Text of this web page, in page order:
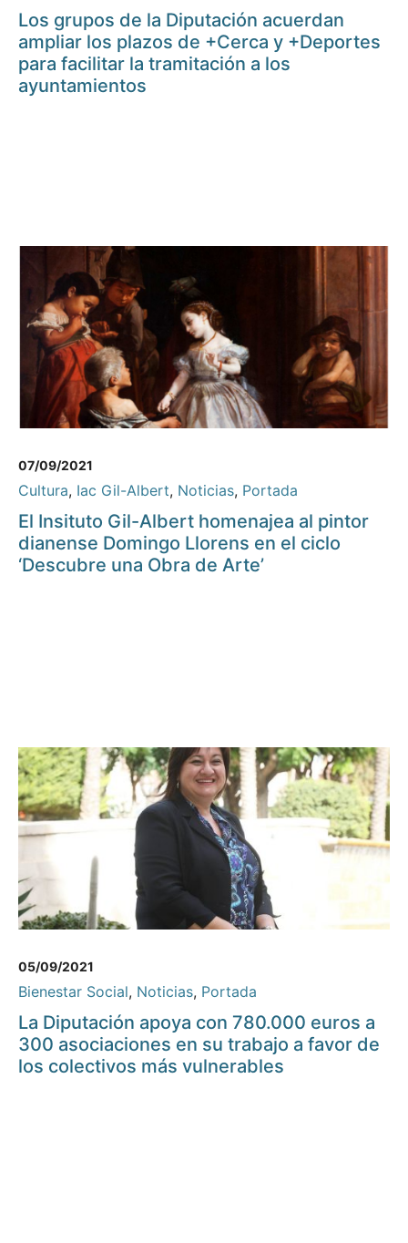
Los grupos de la Diputación acuerdan
ampliar los plazos de +Cerca y +Deportes
para facilitar la tramitación a los
ayuntamientos
07/09/2021
Cultura, Iac Gil-Albert, Noticias, Portada
El Insituto Gil-Albert homenajea al pintor
dianense Domingo Llorens en el ciclo
‘Descubre una Obra de Arte’
05/09/2021
Bienestar Social, Noticias, Portada
La Diputación apoya con 780.000 euros a
300 asociaciones en su trabajo a favor de
los colectivos más vulnerables